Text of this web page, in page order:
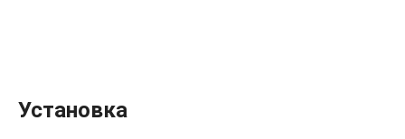
Установка